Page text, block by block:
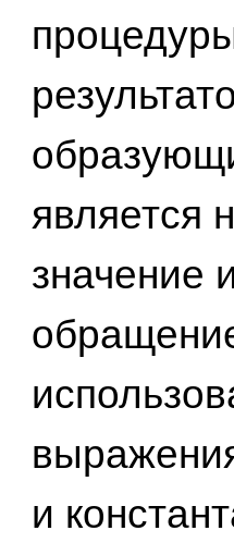
является
значение
и